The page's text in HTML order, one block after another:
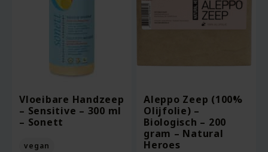
Vloeibare Handzeep
– Sensitive – 300 ml
– Sonett
vegan
Aleppo Zeep (100%
Olijfolie) –
Biologisch – 200
gram – Natural
Heroes